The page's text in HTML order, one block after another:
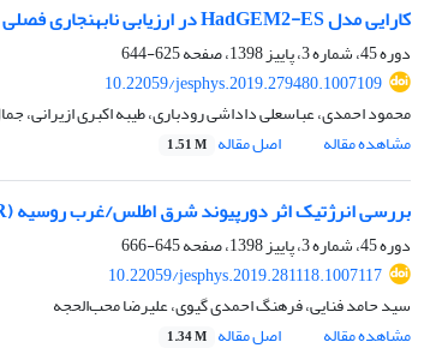
کارایی مدل HadGEM2-ES در ارزیابی نابهنجاری فصلی دمای ایران تحت سناریوهای واداشت تابشی
دوره 45، شماره 3، پاییز 1398، صفحه
625-644
10.22059/jesphys.2019.279480.1007109
محمود احمدی، عباسعلی داداشی رودباری، طیبه اکبری ازیرانی،
مشاهده مقاله
اصل مقاله 1.51 M
بررسی انرژتیک اثر دورپیوند شرق اطلس/غرب روسیه (EA/WR) بر منطقه مدیترانه و جنوب‌غرب آسیا
دوره 45، شماره 3، پاییز 1398، صفحه
645-666
10.22059/jesphys.2019.281118.1007117
سید حامد فنایی، فرهنگ احمدی گیوی، علیرضا محب‌الحجه
مشاهده مقاله
اصل مقاله 1.34 M